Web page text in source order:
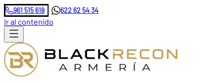
961 515 618 622 62 54 34
Ir al contenido